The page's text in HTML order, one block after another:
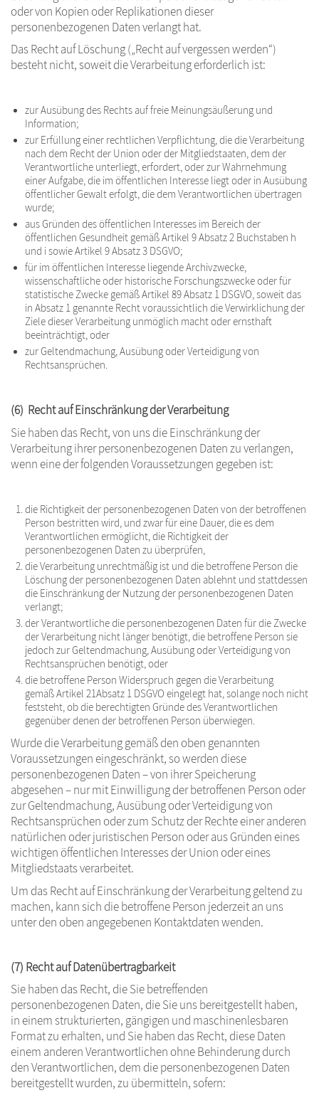
oder von Kopien oder Replikationen dieser
personenbezogenen Daten verlangt hat.
Das Recht auf Löschung („Recht auf vergessen werden“)
besteht nicht, soweit die Verarbeitung erforderlich ist:
zur Ausübung des Rechts auf freie Meinungsäußerung und
Information;
zur Erfüllung einer rechtlichen Verpflichtung, die die Verarbeitung
nach dem Recht der Union oder der Mitgliedstaaten, dem der
Verantwortliche unterliegt, erfordert, oder zur Wahrnehmung
einer Aufgabe, die im öffentlichen Interesse liegt oder in Ausübung
öffentlicher Gewalt erfolgt, die dem Verantwortlichen übertragen
wurde;
aus Gründen des öffentlichen Interesses im Bereich der
öffentlichen Gesundheit gemäß Artikel 9 Absatz 2 Buchstaben h
und i sowie Artikel 9 Absatz 3 DSGVO;
für im öffentlichen Interesse liegende Archivzwecke,
wissenschaftliche oder historische Forschungszwecke oder für
statistische Zwecke gemäß Artikel 89 Absatz 1 DSGVO, soweit das
in Absatz 1 genannte Recht voraussichtlich die Verwirklichung der
Ziele dieser Verarbeitung unmöglich macht oder ernsthaft
beeinträchtigt, oder
zur Geltendmachung, Ausübung oder Verteidigung von
Rechtsansprüchen.
(6) Recht auf Einschränkung der Verarbeitung
Sie haben das Recht, von uns die Einschränkung der
Verarbeitung ihrer personenbezogenen Daten zu verlangen,
wenn eine der folgenden Voraussetzungen gegeben ist:
die Richtigkeit der personenbezogenen Daten von der betroffenen
Person bestritten wird, und zwar für eine Dauer, die es dem
Verantwortlichen ermöglicht, die Richtigkeit der
personenbezogenen Daten zu überprüfen,
die Verarbeitung unrechtmäßig ist und die betroffene Person die
Löschung der personenbezogenen Daten ablehnt und stattdessen
die Einschränkung der Nutzung der personenbezogenen Daten
verlangt;
der Verantwortliche die personenbezogenen Daten für die Zwecke
der Verarbeitung nicht länger benötigt, die betroffene Person sie
jedoch zur Geltendmachung, Ausübung oder Verteidigung von
Rechtsansprüchen benötigt, oder
die betroffene Person Widerspruch gegen die Verarbeitung
gemäß Artikel 21Absatz 1 DSGVO eingelegt hat, solange noch nicht
feststeht, ob die berechtigten Gründe des Verantwortlichen
gegenüber denen der betroffenen Person überwiegen.
Wurde die Verarbeitung gemäß den oben genannten
Voraussetzungen eingeschränkt, so werden diese
personenbezogenen Daten – von ihrer Speicherung
abgesehen – nur mit Einwilligung der betroffenen Person oder
zur Geltendmachung, Ausübung oder Verteidigung von
Rechtsansprüchen oder zum Schutz der Rechte einer anderen
natürlichen oder juristischen Person oder aus Gründen eines
wichtigen öffentlichen Interesses der Union oder eines
Mitgliedstaats verarbeitet.
Um das Recht auf Einschränkung der Verarbeitung geltend zu
machen, kann sich die betroffene Person jederzeit an uns
unter den oben angegebenen Kontaktdaten wenden.
(7) Recht auf Datenübertragbarkeit
Sie haben das Recht, die Sie betreffenden
personenbezogenen Daten, die Sie uns bereitgestellt haben,
in einem strukturierten, gängigen und maschinenlesbaren
Format zu erhalten, und Sie haben das Recht, diese Daten
einem anderen Verantwortlichen ohne Behinderung durch
den Verantwortlichen, dem die personenbezogenen Daten
bereitgestellt wurden, zu übermitteln, sofern: